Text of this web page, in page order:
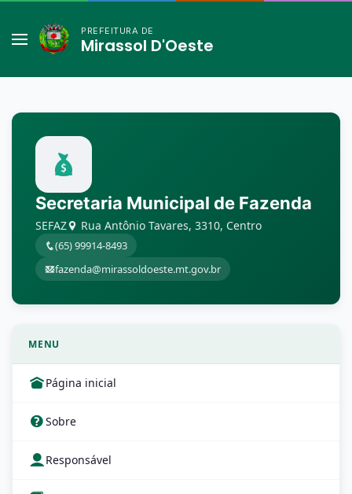
PREFEITURA DE
Mirassol D'Oeste
Secretaria Municipal de Fazenda
SEFAZ Rua Antônio Tavares, 3310, Centro
(65) 99914-8493
fazenda@mirassoldoeste.mt.gov.br
MENU
Página inicial
Sobre
Responsável